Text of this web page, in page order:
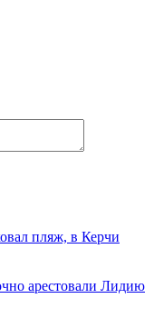
пляж, в Керчи
арестовали Лидию